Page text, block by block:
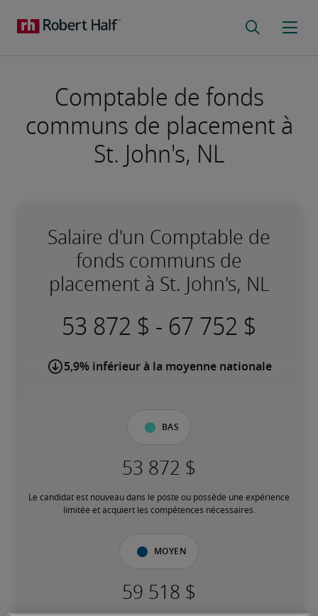
Comptable de fonds
communs de placement à
St. John's, NL
Salaire d'un Comptable de
fonds communs de
placement à St. John's, NL
-
5,9% inférieur à la moyenne nationale
Bas
Le candidat est nouveau dans le poste ou possède une expérience
limitée et acquiert les compétences nécessaires.
Moyen